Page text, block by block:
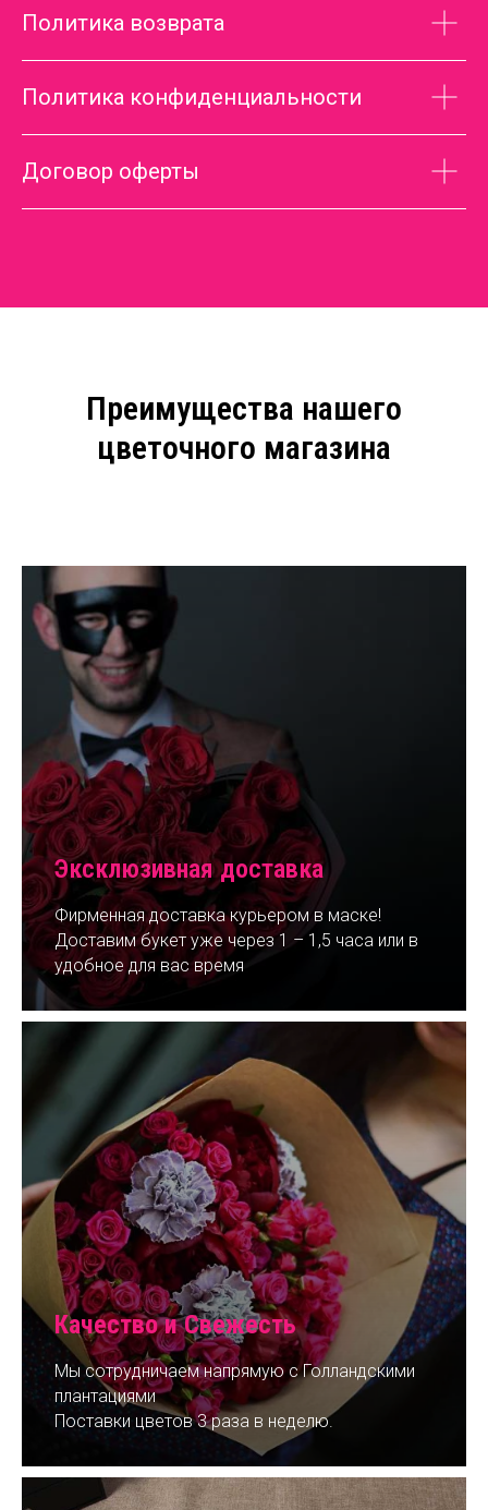
Политика возврата
Политика конфиденциальности
Договор оферты
Преимущества нашего
цветочного магазина
Эксклюзивная доставка
Фирменная доставка курьером в маске!
Доставим букет уже через 1 – 1,5 часа или в
удобное для вас время
Качество и Свежесть
Мы сотрудничаем напрямую с Голландскими
плантациями
Поставки цветов 3 раза в неделю.